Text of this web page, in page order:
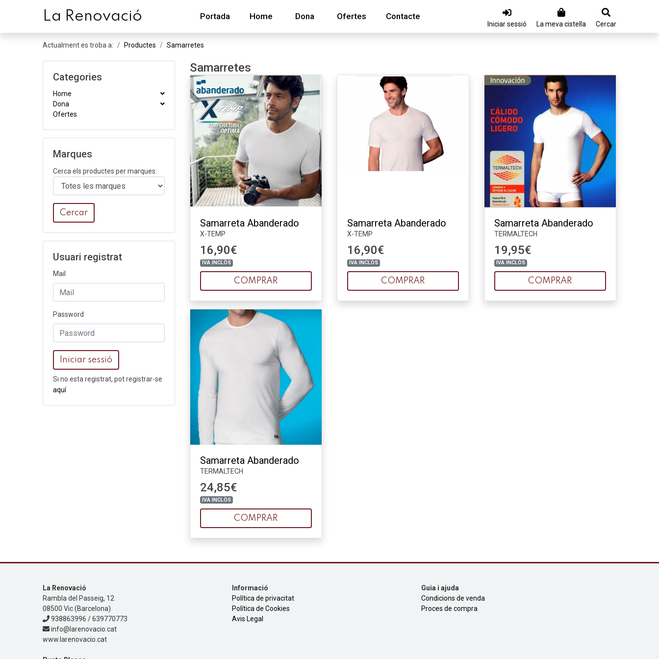
La Renovació Portada Home Dona Ofertes Contacte
Iniciar sessió La meva cistella Cercar
Actualment es troba a: Productes Samarretes
Categories
Home
Dona
Ofertes
Marques
Cerca els productes per marques:
Cercar
Usuari registrat
Mail
Password
Iniciar sessió
Si no esta registrat, pot registrar-se
aquí
Samarretes
Samarreta Abanderado
X-TEMP
16,90€
IVA INCLÒS
COMPRAR
Samarreta Abanderado
X-TEMP
16,90€
IVA INCLÒS
COMPRAR
Samarreta Abanderado
TERMALTECH
19,95€
IVA INCLÒS
COMPRAR
Samarreta Abanderado
TERMALTECH
24,85€
IVA INCLÒS
COMPRAR
La Renovació
Rambla del Passeig, 12
08500 Vic (Barcelona)
938863996 / 639770773
info@larenovacio.cat
www.larenovacio.cat
Informació
Política de privacitat
Política de Cookies
Avis Legal
Guia i ajuda
Condicions de venda
Proces de compra